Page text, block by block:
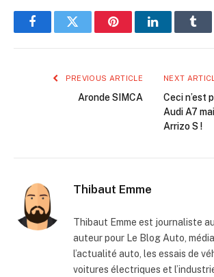
FacebookTwitter PinterestLinkedIn
PREVIOUS ARTICLE
Aronde SIMCA
NEXT
Ceci n’est
Audi A7
Arrizo S !
Thibaut Emme
Thibaut Emme est journaliste
auteur pour Le Blog Auto,
l’actualité auto, les essais de
voitures électriques et